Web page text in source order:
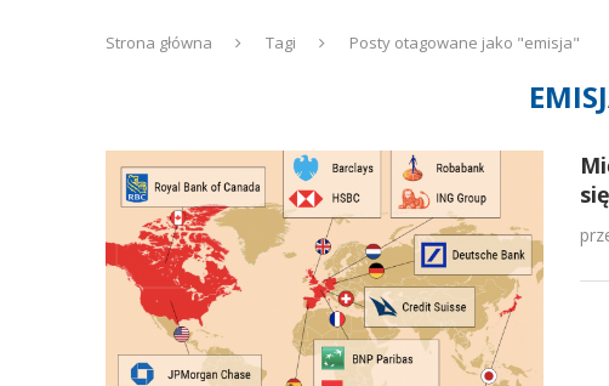
Strona główna Tagi Posty otagowane jako "emisja"